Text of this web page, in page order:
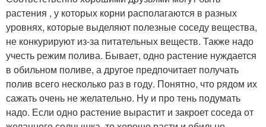
растения , у которых корни располагаются в разных
уровнях, которые выделяют полезные соседу вещества,
не конкурируют из-за питательных веществ. Также надо
учесть режим полива. Бывает, одно растение нуждается
в обильном поливе, а другое предпочитает получать
полив всего несколько раз в году. Понятно, что рядом их
сажать очень не желательно. Ну и про тень подумать
надо. Если одно растение вырастит и закроет соседа от